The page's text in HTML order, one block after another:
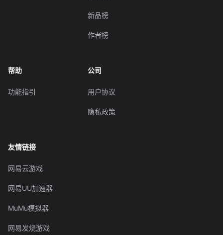
新品榜
作者榜
帮助
功能指引
公司
用户协议
隐私政策
友情链接
网易云游戏
网易UU加速器
MuMu模拟器
网易发烧游戏